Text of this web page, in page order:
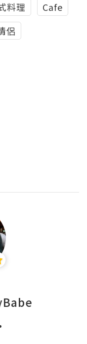
料理
Cafe
侶